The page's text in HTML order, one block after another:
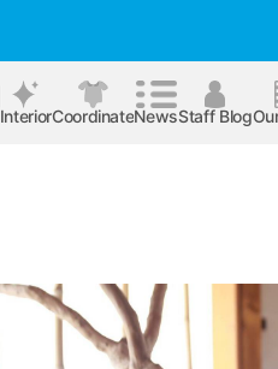
InteriorCoordinateNewsStaff Blog